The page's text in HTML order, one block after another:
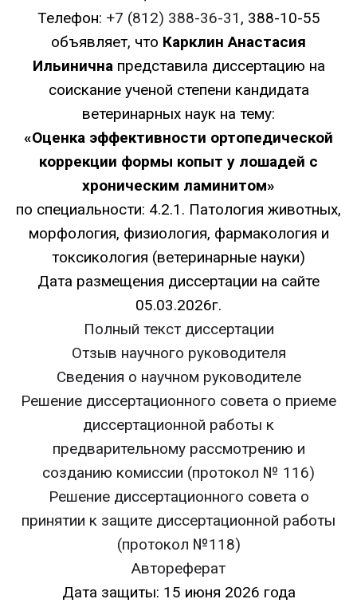
Телефон: +7 (812) 388-36-31 , 388-10-55
объявляет, что Карклин Анастасия
Ильинична представила диссертацию на
соискание ученой степени кандидата
ветеринарных наук на тему:
«Оценка эффективности ортопедической
коррекции формы копыт у лошадей с
хроническим ламинитом»
по специальности: 4.2.1. Патология животных,
морфология, физиология, фармакология и
токсикология (ветеринарные науки)
Дата размещения диссертации на сайте
05.03.2026г.
Полный текст диссертации
Отзыв научного руководителя
Сведения о научном руководителе
Решение диссертационного совета о приеме
диссертационной работы к
предварительному рассмотрению и
созданию комиссии (протокол № 116)
Решение диссертационного совета о
принятии к защите диссертационной работы
(протокол №118)
Автореферат
Дата защиты: 15 июня 2026 года